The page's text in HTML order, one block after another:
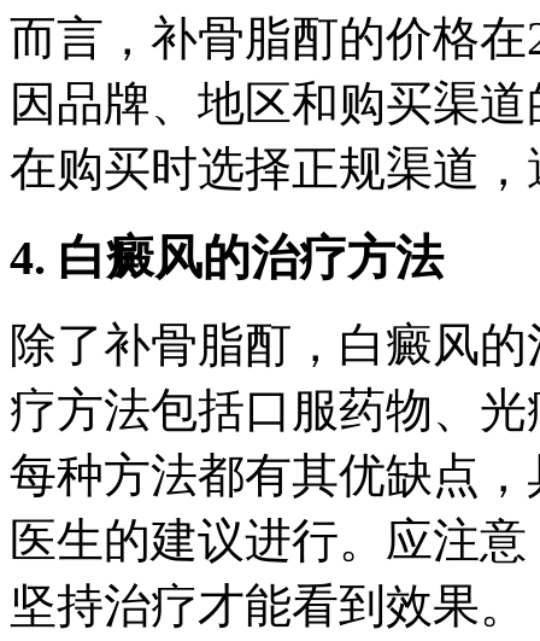
而言，补骨脂酊的价格
因品牌、地区和购买渠
在购买时选择正规渠道
4. 白癜风的治疗方法
除了补骨脂酊，白癜风
疗方法包括口服药物、
每种方法都有其优缺点
医生的建议进行。应注
坚持治疗才能看到效果。